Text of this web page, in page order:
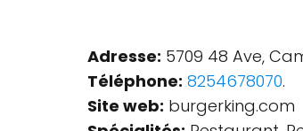
Adresse: 5709 48 Ave,
Téléphone: 8254678070.
Site web: burgerking.com